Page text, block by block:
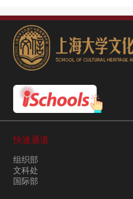
快速通道
组织部
文科处
国际部